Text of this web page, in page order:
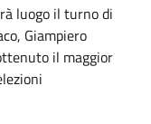
luogo il turno di
Giampiero
il maggior